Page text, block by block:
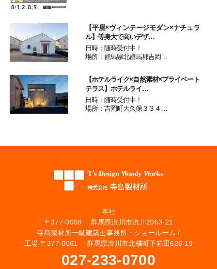
【平屋×ヴィンテージモダン×ナチュラ
ル】等身大で高いデザ…
日時：随時受付中！
場所：群馬県北群馬郡吉岡…
【ホテルライク×自然素材×プライベート
テラス】ホテルライ…
日時：随時受付中！
場所：吉岡町大久保３３４…
本社
〒377-0008 群馬県渋川市渋川2063-21
寺島製材所一級建築士事務所・ショールーム /
工場 〒377-0061 群馬県渋川市北橘町下箱田626-19
027-233-0700